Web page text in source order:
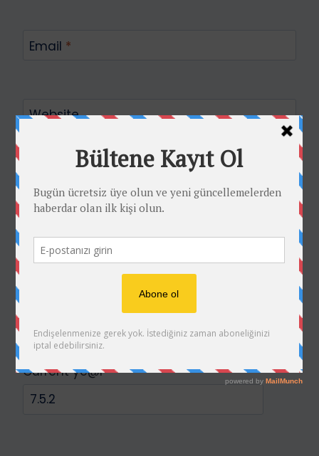
Email *
Website
Math Captcha
Beni sonraki yorumlar için e-posta ile
bilgilendir.
Beni yeni yazılarda e-posta ile bilgilendir.
Current ye@r*